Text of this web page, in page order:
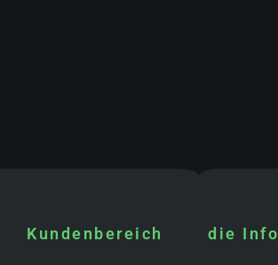
Kundenbereich die Info